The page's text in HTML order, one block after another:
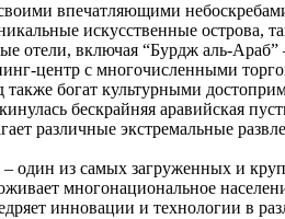
впечатляющими
искусственные острова,
отели, включая “Бурдж аль-
центр с многочисленными
также богат культурными
бескрайняя аравийская
различные экстремальные
один из самых загруженных и
многонациональное
инновации и технологии в